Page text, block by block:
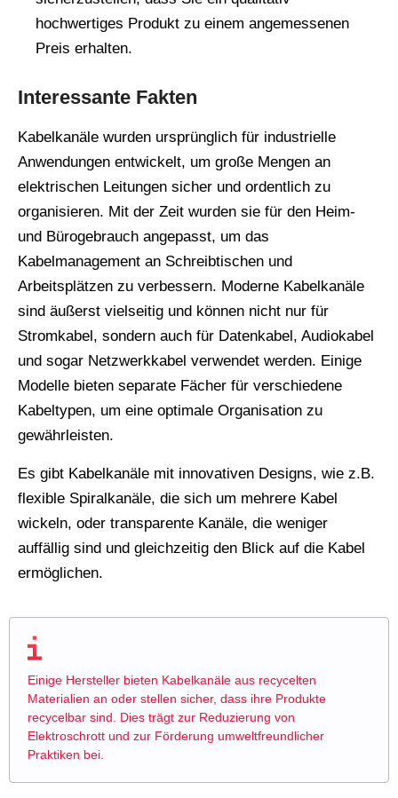
hochwertiges Produkt zu einem angemessenen
Preis erhalten.
Interessante Fakten
Kabelkanäle wurden ursprünglich für industrielle
Anwendungen entwickelt, um große Mengen an
elektrischen Leitungen sicher und ordentlich zu
organisieren. Mit der Zeit wurden sie für den Heim-
und Bürogebrauch angepasst, um das
Kabelmanagement an Schreibtischen und
Arbeitsplätzen zu verbessern. Moderne Kabelkanäle
sind äußerst vielseitig und können nicht nur für
Stromkabel, sondern auch für Datenkabel, Audiokabel
und sogar Netzwerkkabel verwendet werden. Einige
Modelle bieten separate Fächer für verschiedene
Kabeltypen, um eine optimale Organisation zu
gewährleisten.
Es gibt Kabelkanäle mit innovativen Designs, wie z.B.
flexible Spiralkanäle, die sich um mehrere Kabel
wickeln, oder transparente Kanäle, die weniger
auffällig sind und gleichzeitig den Blick auf die Kabel
ermöglichen.
Einige Hersteller bieten Kabelkanäle aus recycelten
Materialien an oder stellen sicher, dass ihre Produkte
recycelbar sind. Dies trägt zur Reduzierung von
Elektroschrott und zur Förderung umweltfreundlicher
Praktiken bei.